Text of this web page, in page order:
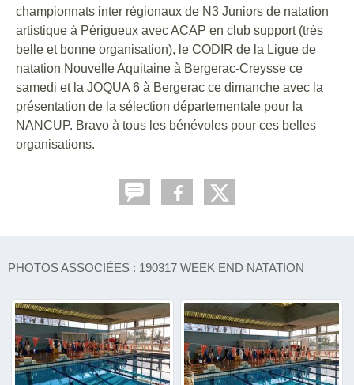
championnats inter régionaux de N3 Juniors de natation
artistique à Périgueux avec ACAP en club support (très
belle et bonne organisation), le CODIR de la Ligue de
natation Nouvelle Aquitaine à Bergerac-Creysse ce
samedi et la JOQUA 6 à Bergerac ce dimanche avec la
présentation de la sélection départementale pour la
NANCUP. Bravo à tous les bénévoles pour ces belles
organisations.
PHOTOS ASSOCIÉES : 190317 WEEK END NATATION